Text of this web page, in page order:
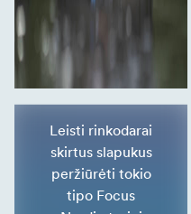
Leisti rinkodarai
skirtus slapukus
peržiūrėti tokio
tipo Focus